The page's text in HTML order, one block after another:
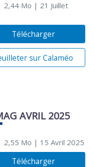
Mo | 21 Juillet
Télécharger
sur Calaméo
AVRIL 2025
Mo | 15 Avril 2025
Télécharger